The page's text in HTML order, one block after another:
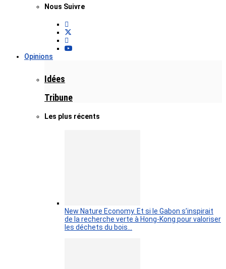
Nous Suivre
Opinions
Idées
Tribune
Les plus récents
New Nature Economy. Et si le Gabon s’inspirait
de la recherche verte à Hong-Kong pour valoriser
les déchets du bois…